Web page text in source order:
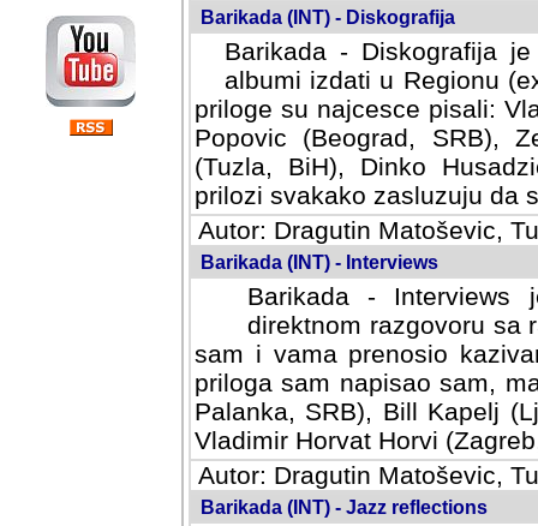
Barikada (INT) - Diskografija
Barikada - Diskografija
albumi izdati u Regionu
priloge su najcesce pisali:
Popovic (Beograd, SRB),
(Tuzla, BiH), Dinko
prilozi svakako zasluzuju da
Autor: Dragutin Matoševic,
Barikada (INT) - Interviews
Barikada -
direktnom razgovoru sa
sam i vama prenosio
priloga sam napisao sam,
Palanka, SRB), Bill Kapelj
Vladimir Horvat Horvi
Autor: Dragutin Matoševic,
Barikada (INT) - Jazz reflections